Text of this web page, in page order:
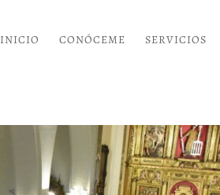
INICIO CONÓCEME SERVICIOS